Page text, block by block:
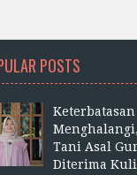
POSTS
Tani Asal
Diterima